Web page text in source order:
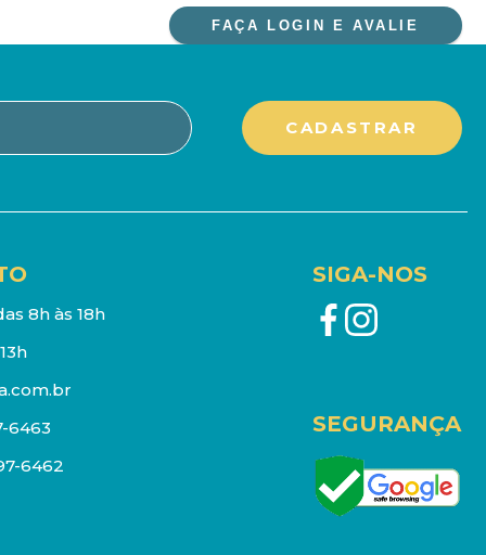
FAÇA LOGIN E AVALIE
8h às 18h
6463
6462
SIGA-NOS
SEGURANÇA